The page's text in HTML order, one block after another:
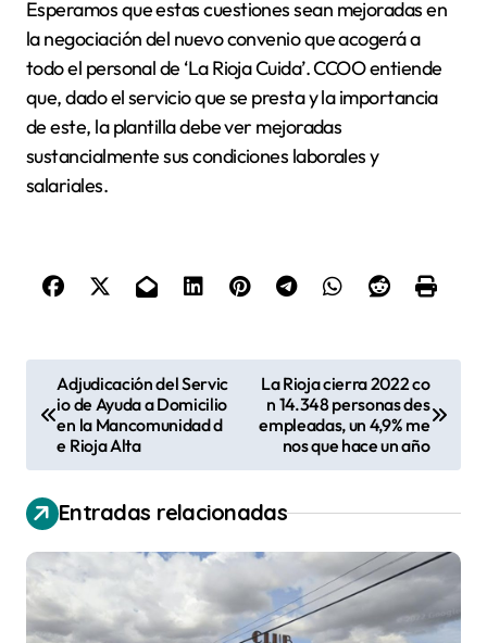
Esperamos que estas cuestiones sean mejoradas en
la negociación del nuevo convenio que acogerá a
todo el personal de ‘La Rioja Cuida’. CCOO entiende
que, dado el servicio que se presta y la importancia
de este, la plantilla debe ver mejoradas
sustancialmente sus condiciones laborales y
salariales.
a
g
a
c
i
Adjudicación del Servic
io de Ayuda a Domicilio
en la Mancomunidad d
e Rioja Alta
La Rioja cierra 2022 co
n 14.348 personas des
empleadas, un 4,9% me
nos que hace un año
Entradas relacionadas